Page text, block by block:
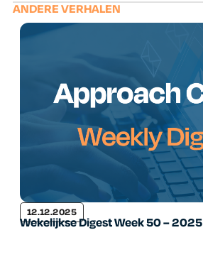
ANDERE VERHALEN
12.12.2025
Wekelijkse Digest Week 50 – 2025